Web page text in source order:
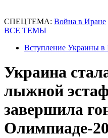
СПЕЦТЕМА: Война в Иране
ВСЕ ТЕМЫ
Вступление Украины в
Украина
лыжной
завершила
Олимпиаде-